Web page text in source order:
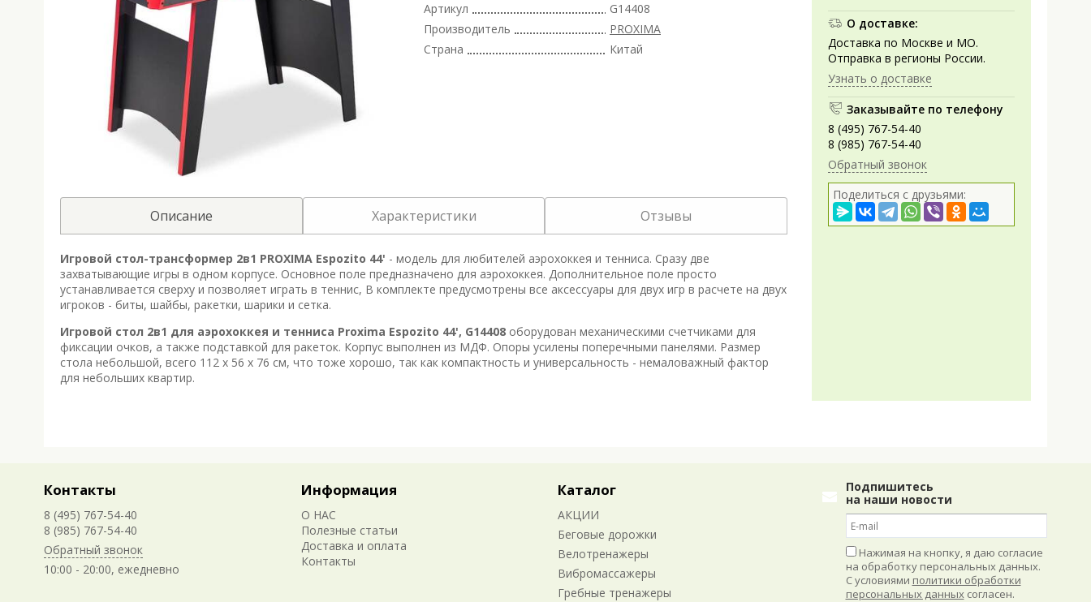
О доставке:
Доставка по Москве и МО.
Отправка в регионы России.
Узнать о доставке
Заказывайте по телефону
8 (495) 767-54-40
8 (985) 767-54-40
Обратный звонок
Поделиться с друзьями:
Артикул
G14408
Производитель
PROXIMA
Страна
Китай
Описание Характеристики Отзывы
Игровой стол-трансформер 2в1 PROXIMA Espozito 44' - модель для любителей аэрохоккея и тенниса. Сразу две
захватывающие игры в одном корпусе. Основное поле предназначено для аэрохоккея. Дополнительное поле просто
устанавливается сверху и позволяет играть в теннис, В комплекте предусмотрены все аксессуары для двух игр в расчете на двух
игроков - биты, шайбы, ракетки, шарики и сетка.
Игровой стол 2в1 для аэрохоккея и тенниса Proxima Espozito 44', G14408 оборудован механическими счетчиками для
фиксации очков, а также подставкой для ракеток. Корпус выполнен из МДФ. Опоры усилены поперечными панелями. Размер
стола небольшой, всего 112 х 56 х 76 см, что тоже хорошо, так как компактность и универсальность - немаловажный фактор
для небольших квартир.
Контакты
8 (495) 767-54-40
8 (985) 767-54-40
Обратный звонок
10:00 - 20:00, ежедневно
Информация
О НАС
Полезные статьи
Доставка и оплата
Контакты
Каталог
АКЦИИ
Беговые дорожки
Велотренажеры
Вибромассажеры
Гребные тренажеры
Подпишитесь
на наши новости
Нажимая на кнопку, я даю согласие
на обработку персональных данных.
С условиями политики обработки
персональных данныхсогласен.